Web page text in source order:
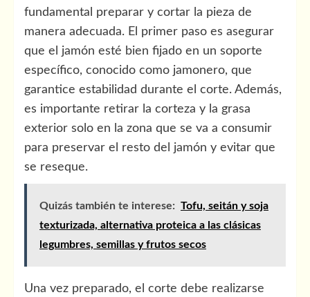
fundamental preparar y cortar la pieza de
manera adecuada. El primer paso es asegurar
que el jamón esté bien fijado en un soporte
específico, conocido como jamonero, que
garantice estabilidad durante el corte. Además,
es importante retirar la corteza y la grasa
exterior solo en la zona que se va a consumir
para preservar el resto del jamón y evitar que
se reseque.
Quizás también te interese: Tofu, seitán y soja
texturizada, alternativa proteica a las clásicas
legumbres, semillas y frutos secos
Una vez preparado, el corte debe realizarse